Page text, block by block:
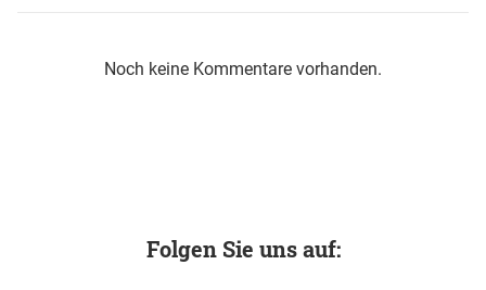
Noch keine Kommentare vorhanden.
Folgen Sie uns auf: